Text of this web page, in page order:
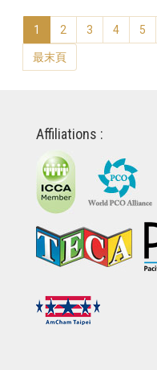
1 2 3 4 5
最末頁
Affiliations :